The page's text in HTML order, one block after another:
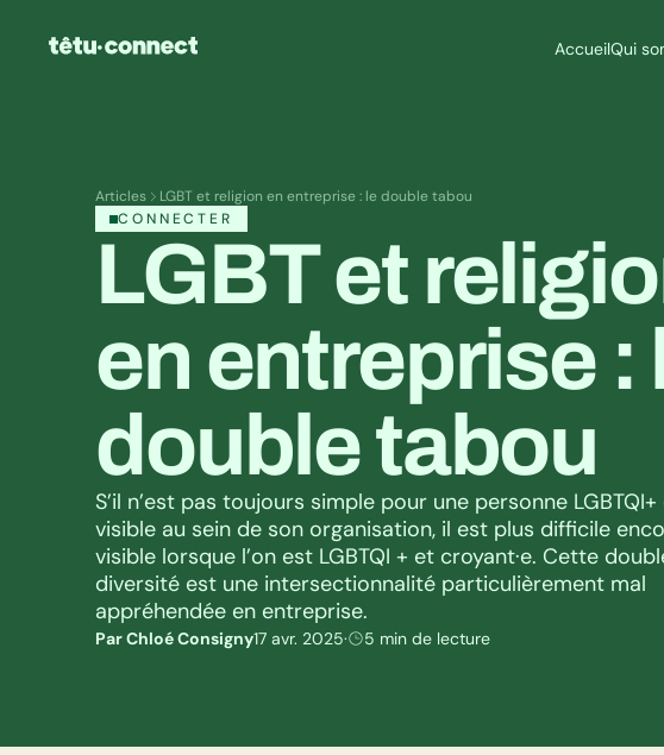
AccueilQui
Articles
LGBT et religion en entreprise : le double tabou
CONNECTER
LGBT et
en entreprise :
double tabou
S’il n’est pas toujours simple pour une personne LGBTQI+
visible au sein de son organisation, il est plus difficile
visible lorsque l’on est LGBTQI + et croyant·e. Cette
diversité est une intersectionnalité particulièrement mal
appréhendée en entreprise.
Par Chloé Consigny17 avr. 2025· 5 min de lecture